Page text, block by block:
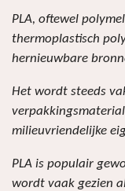
PLA, oftewel
thermoplastisch
hernieuwbare
Het wordt steeds
milieuvriendelijke
PLA is populair
wordt vaak gezien